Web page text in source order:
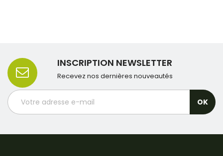
INSCRIPTION NEWSLETTER
Recevez nos dernières nouveautés